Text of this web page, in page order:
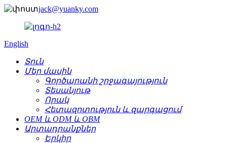
jack@yuanky.com
English
Տուն
Մեր մասին
Գործարանի շրջագայություն
Տեսանյութ
Որակ
Հետազոտություն և զարգացում
OEM և ODM և OBM
Արտադրանքներ
Երկիր